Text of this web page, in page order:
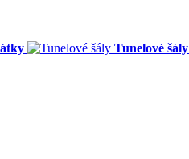
Tunelové šály